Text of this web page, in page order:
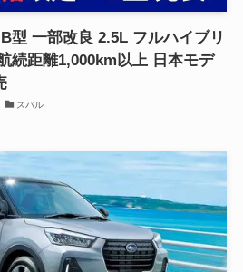
型 一部改良 2.5L フルハイブリ
続距離1,000km以上 日本モデ
スバル